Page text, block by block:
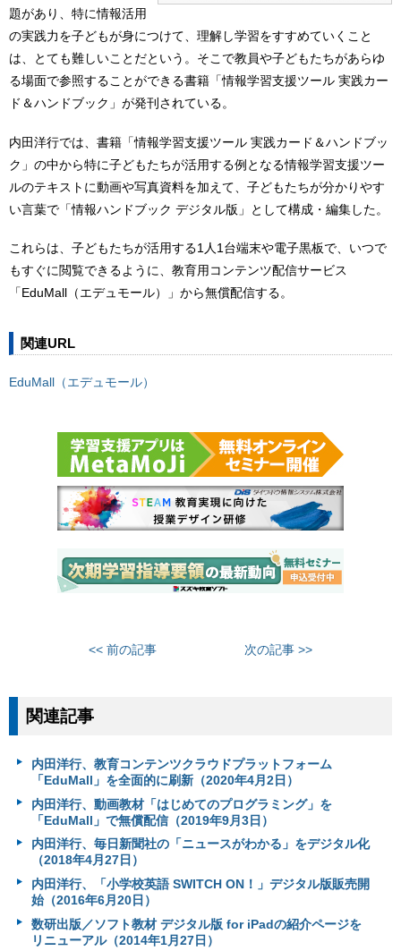
題があり、特に情報活用
の実践力を子どもが身につけて、理解し学習をすすめていくこと
は、とても難しいことだという。そこで教員や子どもたちがあらゆ
る場面で参照することができる書籍「情報学習支援ツール 実践カー
ド＆ハンドブック」が発刊されている。
内田洋行では、書籍「情報学習支援ツール 実践カード＆ハンドブッ
ク」の中から特に子どもたちが活用する例となる情報学習支援ツー
ルのテキストに動画や写真資料を加えて、子どもたちが分かりやす
い言葉で「情報ハンドブック デジタル版」として構成・編集した。
これらは、子どもたちが活用する1人1台端末や電子黒板で、いつで
もすぐに閲覧できるように、教育用コンテンツ配信サービス
「EduMall（エデュモール）」から無償配信する。
関連URL
EduMall（エデュモール）
<< 前の記事 次の記事 >>
関連記事
内田洋行、教育コンテンツクラウドプラットフォーム
「EduMall」を全面的に刷新（2020年4月2日）
内田洋行、動画教材「はじめてのプログラミング」を
「EduMall」で無償配信（2019年9月3日）
内田洋行、毎日新聞社の「ニュースがわかる」をデジタル化
（2018年4月27日）
内田洋行、「小学校英語 SWITCH ON！」デジタル版販売開
始（2016年6月20日）
数研出版／ソフト教材 デジタル版 for iPadの紹介ページを
リニューアル（2014年1月27日）